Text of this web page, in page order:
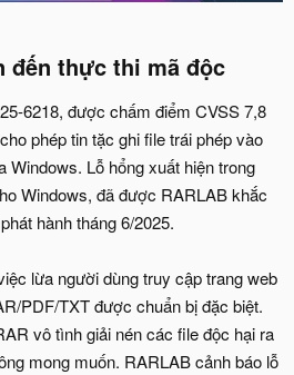
đến thực thi mã độc​
6218, được chấm điểm CVSS 7,8
phép tin tặc ghi file trái phép vào
Lỗ hổng xuất hiện trong
Windows, đã được RARLAB khắc
hành tháng 6/2025.
lừa người dùng truy cập trang web
PDF/TXT được chuẩn bị đặc biệt.
vô tình giải nén các file độc hại ra
mong muốn. RARLAB cảnh báo lỗ